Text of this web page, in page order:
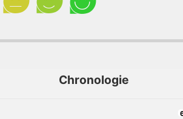
Chronologie